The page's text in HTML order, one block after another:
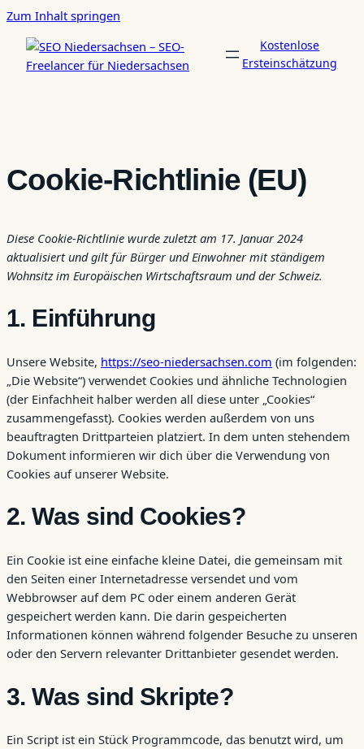
Zum Inhalt springen
springen
Kostenlose
Ersteinschätzung
Cookie-Richtlinie (EU)
Diese Cookie-Richtlinie wurde zuletzt am 17. Januar 2024
aktualisiert und gilt für Bürger und Einwohner mit ständigem
Wohnsitz im Europäischen Wirtschaftsraum und der Schweiz.
1. Einführung
Unsere Website, https://seo-niedersachsen.com (im folgenden:
„Die Website“) verwendet Cookies und ähnliche Technologien
(der Einfachheit halber werden all diese unter „Cookies“
zusammengefasst). Cookies werden außerdem von uns
beauftragten Drittparteien platziert. In dem unten stehendem
Dokument informieren wir dich über die Verwendung von
Cookies auf unserer Website.
2. Was sind Cookies?
Ein Cookie ist eine einfache kleine Datei, die gemeinsam mit
den Seiten einer Internetadresse versendet und vom
Webbrowser auf dem PC oder einem anderen Gerät
gespeichert werden kann. Die darin gespeicherten
Informationen können während folgender Besuche zu unseren
oder den Servern relevanter Drittanbieter gesendet werden.
3. Was sind Skripte?
Ein Script ist ein Stück Programmcode, das benutzt wird, um